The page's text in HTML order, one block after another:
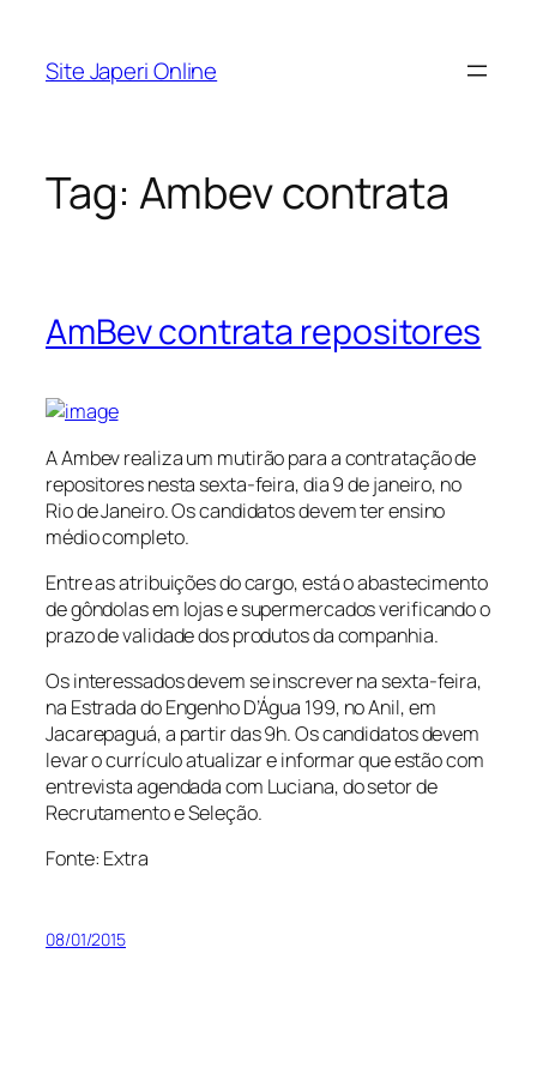
Site Japeri Online
Tag: Ambev contrata
AmBev contrata repositores
A Ambev realiza um mutirão para a contratação de
repositores nesta sexta-feira, dia 9 de janeiro, no
Rio de Janeiro. Os candidatos devem ter ensino
médio completo.
Entre as atribuições do cargo, está o abastecimento
de gôndolas em lojas e supermercados verificando o
prazo de validade dos produtos da companhia.
Os interessados devem se inscrever na sexta-feira,
na Estrada do Engenho D’Água 199, no Anil, em
Jacarepaguá, a partir das 9h. Os candidatos devem
levar o currículo atualizar e informar que estão com
entrevista agendada com Luciana, do setor de
Recrutamento e Seleção.
Fonte: Extra
08/01/2015